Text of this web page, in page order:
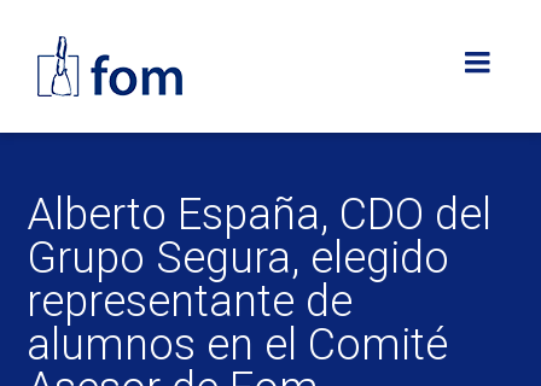
Alberto España, CDO del
Grupo Segura, elegido
representante de
alumnos en el Comité